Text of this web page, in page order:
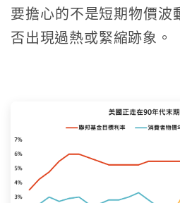
要擔心的不是短期物價波
否出現過熱或緊縮跡象。